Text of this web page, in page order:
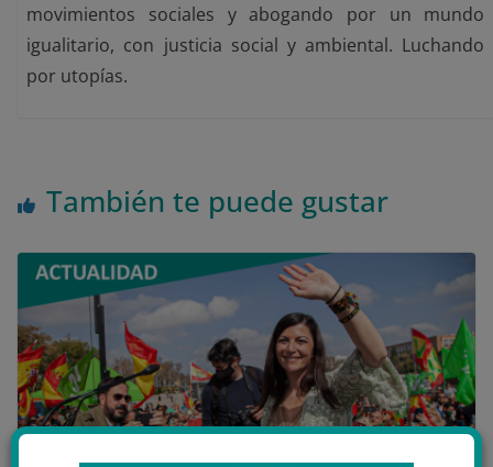
movimientos sociales y abogando por un mundo
igualitario, con justicia social y ambiental. Luchando
por utopías.
También te puede gustar